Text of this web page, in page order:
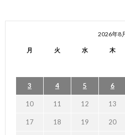
2026年8
月 火 水 木
3 4 5 6
10 11 12 13
17 18 19 20